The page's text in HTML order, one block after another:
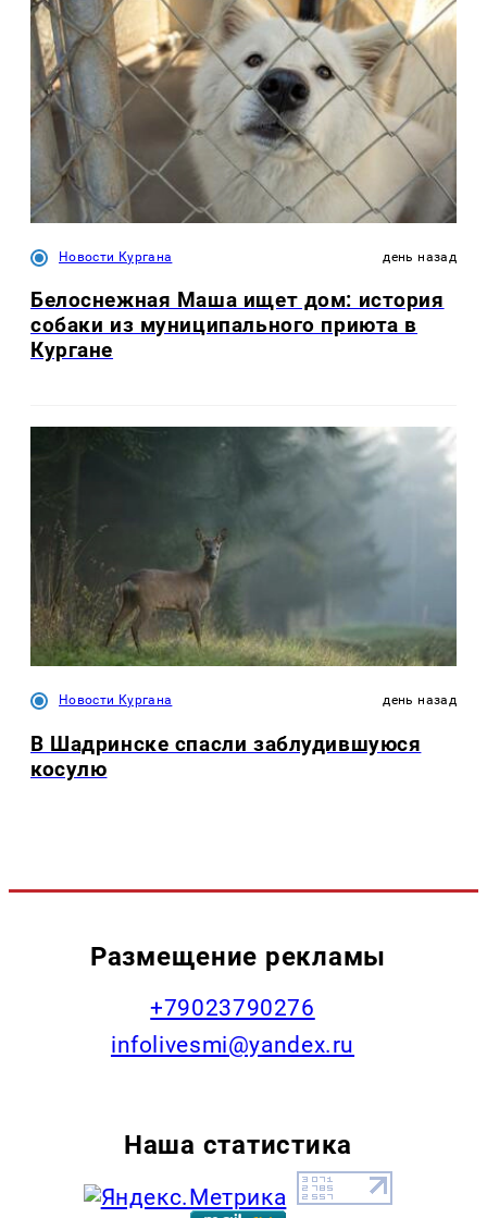
Новости Кургана день назад
Белоснежная Маша ищет дом: история
собаки из муниципального приюта в
Кургане
Новости Кургана день назад
В Шадринске спасли заблудившуюся
косулю
Размещение рекламы
+79023790276
infolivesmi@yandex.ru
Наша статистика